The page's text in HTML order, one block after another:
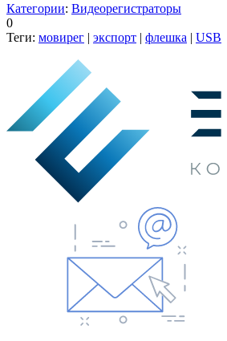
Категории: Видеорегистраторы
0
Теги: мовирег | экспорт | флешка | USB